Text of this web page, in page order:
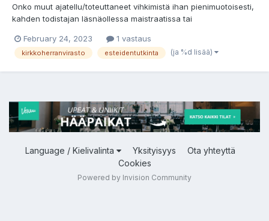
Onko muut ajatellu/toteuttaneet vihkimistä ihan pienimuotoisesti,
kahden todistajan läsnäollessa maistraatissa tai
järjestäjätyyppi (itse niitä kyllä tykkään pitää ja kotonani äiti
auliisti aina valmisti kaikille tarvittavat juhlat) Mutt...
February 24, 2023 1 vastaus
kirkkoherranvirasto esteidentutkinta (ja %d lisää)
Language / Kielivalinta Yksityisyys
Ota yhteyttä
Cookies
Powered by Invision Community